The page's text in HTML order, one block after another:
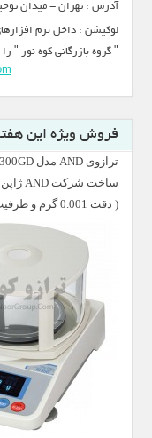
آدرس : تهران - میدان
لوکیشن : داخل نرم
" گروه بازرگانی کوه نور "
فروش ویژه این
ترازوی AND مدل FX300GD
ساخت شرکت AND ژاپن
( دقت 0.001 گرم و ظرفیت 320 گرم )